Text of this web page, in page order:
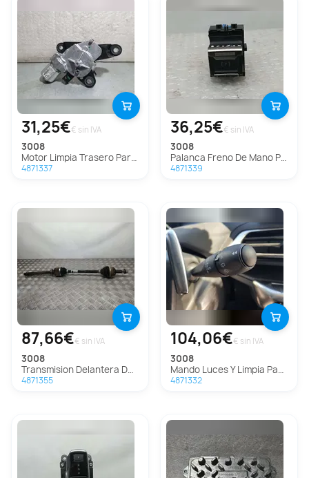
31,25€€ sin IVA
3008
Motor Limpia Trasero Para Peugeot 3008
4871337
36,25€€ sin IVA
3008
Palanca Freno De Mano Para Peugeot 3008
4871339
87,66€€ sin IVA
3008
Transmision Delantera Derecha Para Peugeot 3008
4871355
104,06€€ sin IVA
3008
Mando Luces Y Limpia Para Peugeot 3008
4871332